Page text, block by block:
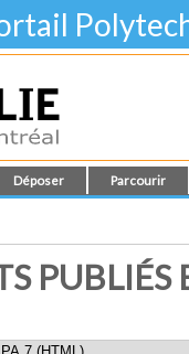
Déposer Parcourir
PUBLIÉS